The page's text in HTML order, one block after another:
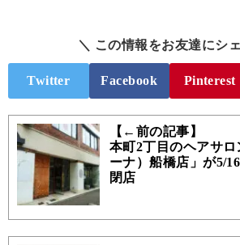
＼ この情報をお友達にシ
Twitter Facebook Pinterest
【←前の記事】
本町2丁目のヘアサロ
ーナ）船橋店」が5/
閉店